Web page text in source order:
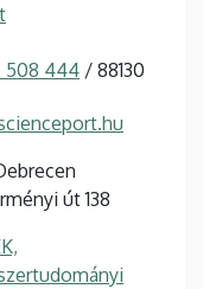
508 444 / 88130
út 138